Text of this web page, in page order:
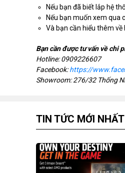
Nếu bạn đã biết lắp hệ
Nếu bạn muốn xem qua
Và bạn cần hiểu thêm
Bạn cần được tư vấn về chi
Hotline: 0909226607
Facebook:https://
Showroom: 276/32 Thống
TIN TỨC MỚI NHẤT